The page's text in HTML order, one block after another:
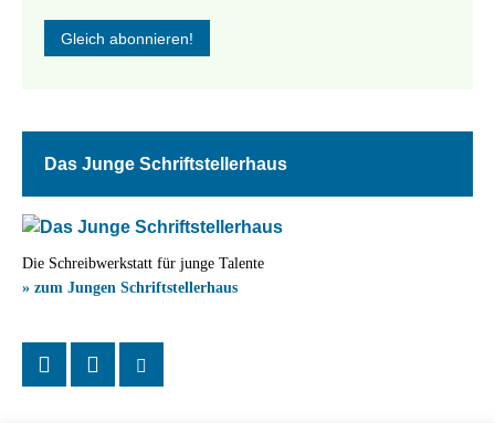
Das Junge Schriftstellerhaus
Die Schreibwerkstatt für junge Talente
» zum Jungen Schriftstellerhaus